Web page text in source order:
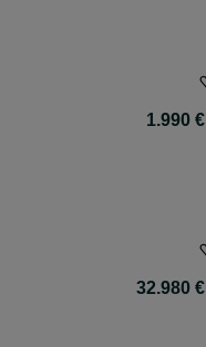
1.990 €
32.980 €